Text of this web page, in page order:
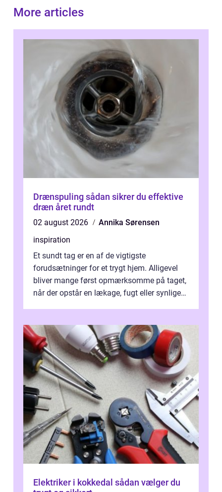
More articles
Drænspuling sådan sikrer du effektive
dræn året rundt
02 august 2026
Annika Sørensen
inspiration
Et sundt tag er en af de vigtigste
forudsætninger for et trygt hjem. Alligevel
bliver mange først opmærksomme på taget,
når der opstår en lækage, fugt eller synlige
Elektriker i kokkedal sådan vælger du